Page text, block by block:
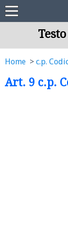
Home c.p.
Art. 9 c.p.